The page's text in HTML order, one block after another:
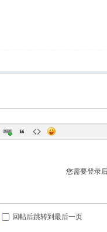
您需要登录
回帖后跳转到最后一页